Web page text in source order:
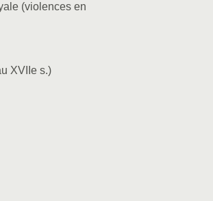
(violences en
XVIIe s.)